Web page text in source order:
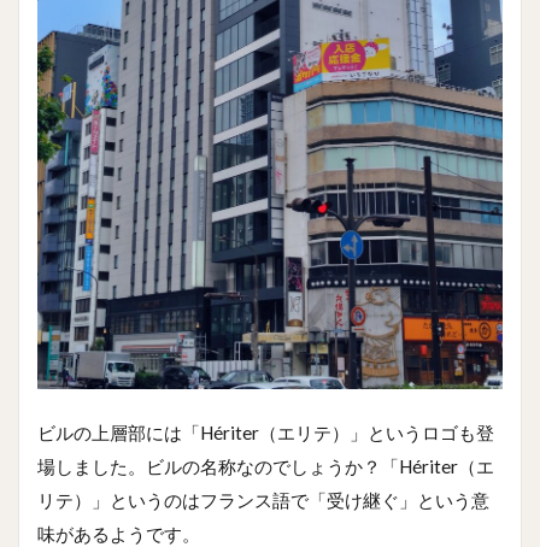
ビルの上層部には「Hériter（エリテ）」というロゴも登
場しました。ビルの名称なのでしょうか？「Hériter（エ
リテ）」というのはフランス語で「受け継ぐ」という意
味があるようです。